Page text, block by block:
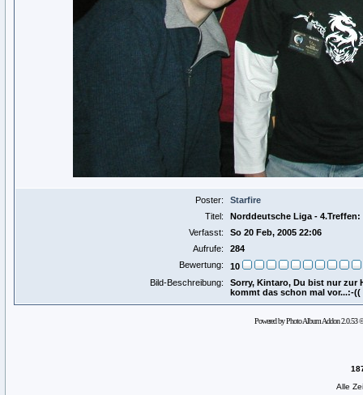
Poster:
Starfire
Titel:
Norddeutsche Liga -
Verfasst:
So 20 Feb, 2005 22:06
Aufrufe:
284
Bewertung:
10
Bild-Beschreibung:
Sorry, Kintaro, Du bist nur zur
kommt das schon mal vor...:-((
Powered by Photo Album Addon 2.0.53
Alle